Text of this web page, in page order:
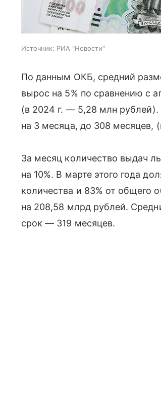
Источник: РИА "Новости"
По данным ОКБ, средний
вырос на 5% по сравнению с
(в 2024 г. — 5,28 млн рублей).
на 3 месяца, до 308 месяцев,
За месяц количество выдач
на 10%. В марте этого года
количества и 83% от общего
на 208,58 млрд рублей.
срок — 319 месяцев.